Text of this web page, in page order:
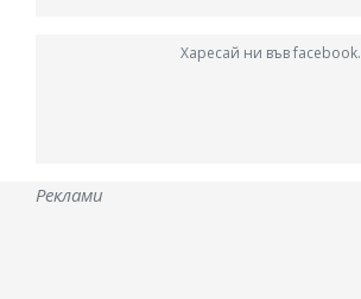
Харесай ни във facebook.
Реклами